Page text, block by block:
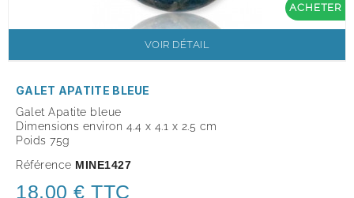
ACHETER
VOIR DÉTAIL
GALET APATITE BLEUE
Galet Apatite bleue
Dimensions environ 4.4 x 4.1 x 2.5 cm
Poids 75g
Référence MINE1427
18,00 € TTC